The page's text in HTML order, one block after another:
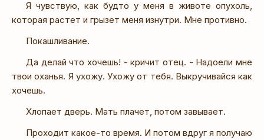
Я чувствую, как будто у меня в животе опухоль,
которая растет и грызет меня изнутри. Мне противно.
Покашливание.
Да делай что хочешь! - кричит отец. - Надоели мне
твои оханья. Я ухожу. Ухожу от тебя. Выкручивайся как
хочешь.
Хлопает дверь. Мать плачет, потом завывает.
Проходит какое-то время. И потом вдруг я получаю